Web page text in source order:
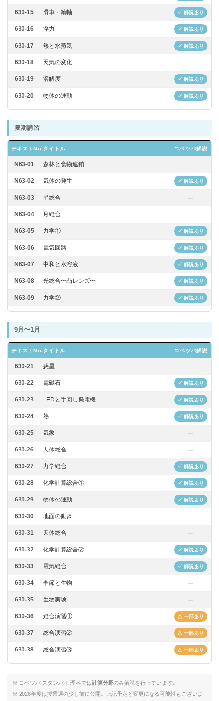
630-15 滑車・輪軸 ✓ 解説あり
630-16 浮力 ✓ 解説あり
630-17 熱と水蒸気 ✓ 解説あり
630-18 天気の変化 —
630-19 溶解度 ✓ 解説あり
630-20 物体の運動 ✓ 解説あり
夏期講習
テキストNo.タイトル コベツバ解説
N63-01 森林と食物連鎖 —
N63-02 気体の発生 ✓ 解説あり
N63-03 星総合 —
N63-04 月総合 —
N63-05 力学① ✓ 解説あり
N63-06 電気回路 ✓ 解説あり
N63-07 中和と水溶液 ✓ 解説あり
N63-08 光総合〜凸レンズ〜 ✓ 解説あり
N63-09 力学② ✓ 解説あり
9月〜1月
テキストNo.タイトル コベツバ解説
630-21 惑星 —
630-22 電磁石 ✓ 解説あり
630-23 LEDと手回し発電機 ✓ 解説あり
630-24 熱 ✓ 解説あり
630-25 気象 —
630-26 人体総合 —
630-27 力学総合 ✓ 解説あり
630-28 化学計算総合① ✓ 解説あり
630-29 物体の運動 ✓ 解説あり
630-30 地面の動き —
630-31 天体総合 —
630-32 化学計算総合② ✓ 解説あり
630-33 電気総合 ✓ 解説あり
630-34 季節と生物 —
630-35 生物実験 —
630-36 総合演習① △ 一部あり
630-37 総合演習② △ 一部あり
630-38 総合演習③ △ 一部あり
※ コベツバ スタンバイ 理科では計算分野のみ解説を行っています。
※ 2026年度は授業週の少し前に公開。上記予定と変更になる可能性もございま